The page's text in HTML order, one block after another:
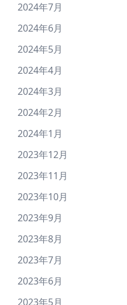
2024年7月
2024年6月
2024年5月
2024年4月
2024年3月
2024年2月
2024年1月
2023年12月
2023年11月
2023年10月
2023年9月
2023年8月
2023年7月
2023年6月
2023年5月